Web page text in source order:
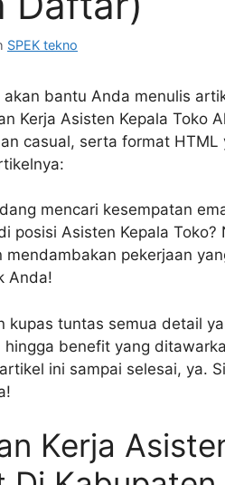
SPEK tekno
bantu Anda menulis
Kerja Asisten Kepala Toko
casual, serta format HTML
mencari kesempatan
posisi Asisten Kepala
mendambakan pekerjaan
Anda!
kupas tuntas semua detail
benefit yang
ini sampai selesai, ya.
Kerja